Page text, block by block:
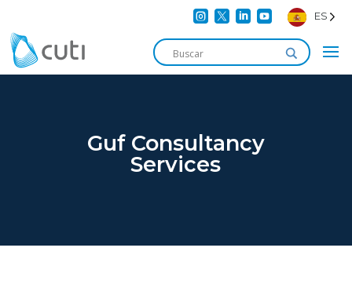
    ES
Guf Consultancy
Services